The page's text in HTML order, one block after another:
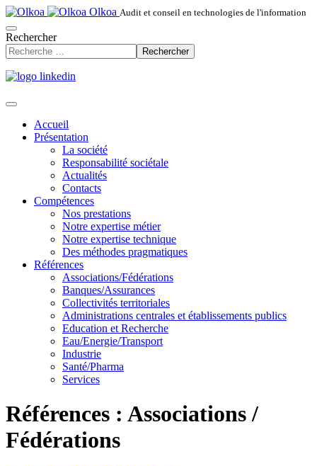
Olkoa Audit et conseil en technologies de l'information
Rechercher
Rechercher
Accueil
Présentation
La société
Responsabilité sociétale
Actualités
Contacts
Compétences
Nos prestations
Notre expertise métier
Notre expertise technique
Des méthodes pragmatiques
Références
Associations/Fédérations
Banques/Assurances
Collectivités territoriales
Administrations centrales et établissements publics
Education et Recherche
Eau/Energie/Transport
Industrie
Santé/Pharma
Services
Références : Associations /
Fédérations